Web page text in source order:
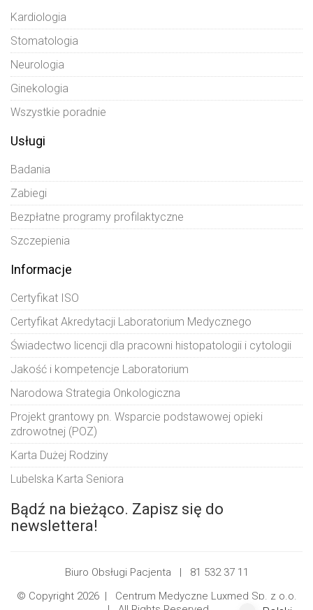
Kardiologia
Stomatologia
Neurologia
Ginekologia
Wszystkie poradnie
Usługi
Badania
Zabiegi
Bezpłatne programy profilaktyczne
Szczepienia
Informacje
Certyfikat ISO
Certyfikat Akredytacji Laboratorium Medycznego
Świadectwo licencji dla pracowni histopatologii i cytologii
Jakość i kompetencje Laboratorium
Narodowa Strategia Onkologiczna
Projekt grantowy pn. Wsparcie podstawowej opieki
zdrowotnej (POZ)
Karta Dużej Rodziny
Lubelska Karta Seniora
Bądź na bieżąco. Zapisz się do
newslettera!
Biuro Obsługi Pacjenta | 81 532 37 11
© Copyright 2026 | Centrum Medyczne Luxmed Sp. z o.o.